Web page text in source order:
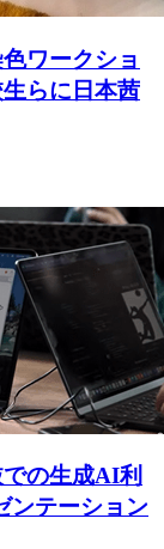
ワークショ
らに日本茜
の生成AI利
テーション